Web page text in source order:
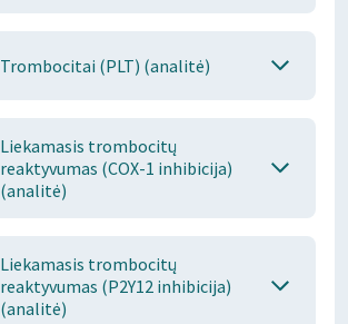
Trombocitai (PLT) (analitė)
Liekamasis trombocitų
reaktyvumas (COX-1 inhibicija)
(analitė)
Liekamasis trombocitų
reaktyvumas (P2Y12 inhibicija)
(analitė)